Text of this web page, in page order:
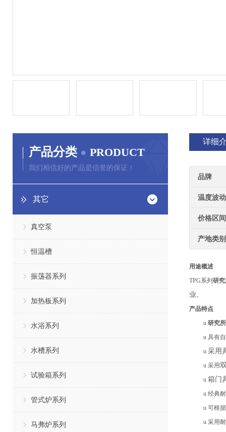
产品分类 PRODUCT
我们相信好的产品是信誉的保证！
其它
真空泵
恒温槽
振荡器系列
加热板系列
水浴系列
水槽系列
试验箱系列
管式炉系列
马弗炉系列
详细
品牌
温度波动
价格区间
产地类别
用途概述
TPG系列 研
业。
产品特点
u 研究
u 具有
u 采用
u 采用
u 箱门
u 经典
u 可根
u 采用